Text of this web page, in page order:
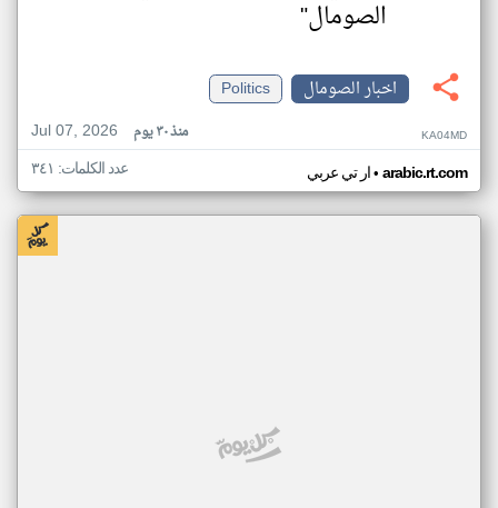
الصومال"
اخبار الصومال
Politics
Jul 07, 2026
منذ ٣٠ يوم KA04MD
ار تي عربي• arabic.rt.com عدد الكلمات: ٣٤١